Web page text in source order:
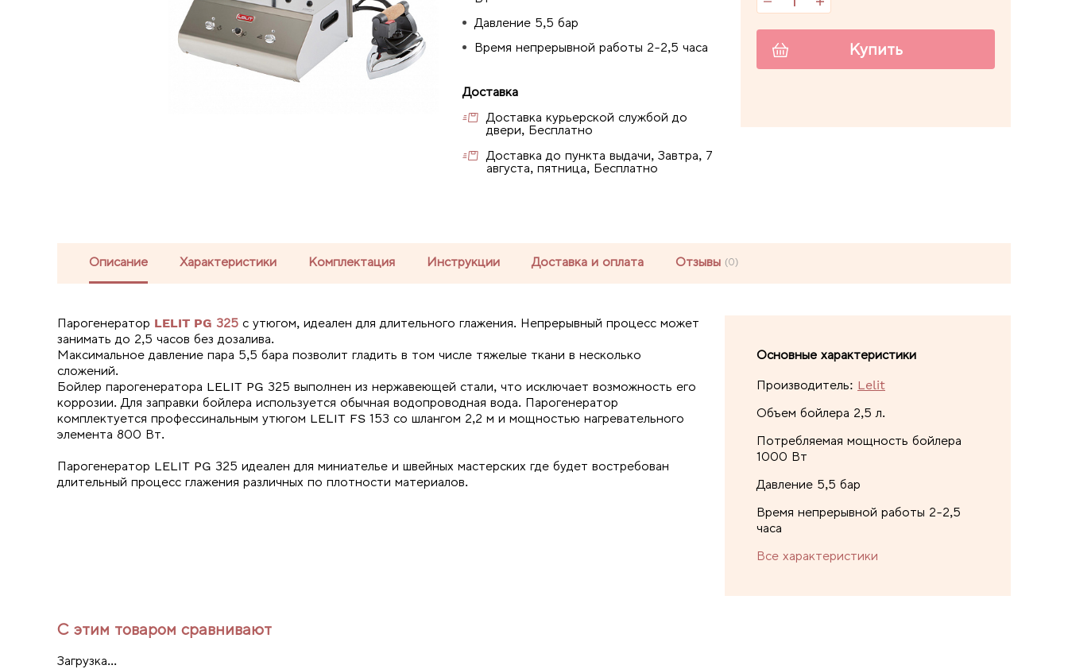
Давление 5,5 бар
Время непрерывной работы 2-2,5 часа
Доставка
Доставка курьерской службой до
двери, Бесплатно
Доставка до пункта выдачи, Завтра, 7
августа, пятница, Бесплатно
Купить
Описание Характеристики Комплектация Инструкции Доставка и оплата Отзывы (0)
Парогенератор LELIT PG 325 с утюгом, идеален для длительного глажения. Непрерывный процесс может
занимать до 2,5 часов без дозалива.
Максимальное давление пара 5,5 бара позволит гладить в том числе тяжелые ткани в несколько
сложений.
Бойлер парогенератора LELIT PG 325 выполнен из нержавеющей стали, что исключает возможность его
коррозии. Для заправки бойлера используется обычная водопроводная вода. Парогенератор
комплектуется профессинальным утюгом LELIT FS 153 со шлангом 2,2 м и мощностью нагревательного
элемента 800 Вт.
Парогенератор LELIT PG 325 идеален для миниателье и швейных мастерских где будет востребован
длительный процесс глажения различных по плотности материалов.
Основные характеристики
Производитель: Lelit
Объем бойлера 2,5 л.
Потребляемая мощность бойлера
1000 Вт
Давление 5,5 бар
Время непрерывной работы 2-2,5
часа
Все характеристики
С этим товаром сравнивают
Загрузка...